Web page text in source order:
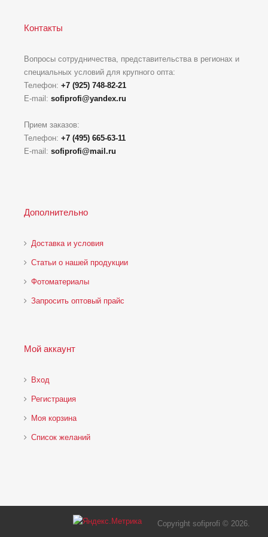
Контакты
Вопросы сотрудничества, представительства в регионах и
специальных условий для крупного опта:
Телефон: +7 (925) 748-82-21
E-mail: sofiprofi@yandex.ru
Прием заказов:
Телефон: +7 (495) 665-63-11
E-mail: sofiprofi@mail.ru
Дополнительно
Доставка и условия
Статьи о нашей продукции
Фотоматериалы
Запросить оптовый прайс
Мой аккаунт
Вход
Регистрация
Моя корзина
Cписок желаний
Copyright sofiprofi © 2026.